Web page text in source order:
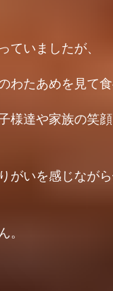
ていましたが、
わたあめを見て
様達や家族の笑
がいを感じなが
。